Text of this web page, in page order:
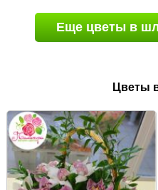
Еще цветы в
Цветы